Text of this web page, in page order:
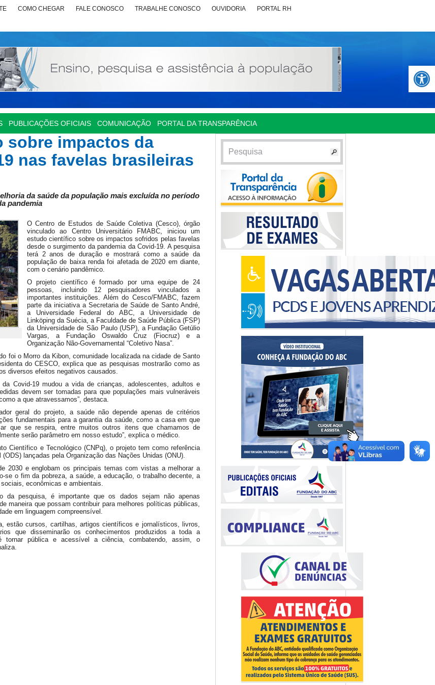
Abrir
COMO CHEGAR FALE CONOSCO TRABALHE CONOSCO OUVIDORIA PORTAL RH
PUBLICAÇÕES OFICIAIS COMUNICAÇÃO PORTAL DA TRANSPARÊNCIA
sobre impactos da
nas favelas brasileiras
da saúde da população mais excluída no período
pandemia
O Centro de Estudos de Saúde Coletiva (Cesco), órgão
vinculado ao Centro Universitário FMABC, iniciou um
estudo científico sobre os impactos sofridos pelas favelas
desde o surgimento da pandemia da Covid-19. A pesquisa
terá 2 anos de duração e mostrará como a saúde da
população de baixa renda foi afetada de 2020 em diante,
com o cenário pandêmico.
O projeto científico é formado por uma equipe de 24
pessoas, incluindo 12 pesquisadores vinculados a
importantes instituições. Além do Cesco/FMABC, fazem
parte da iniciativa a Secretaria de Saúde de Santo André,
a Universidade Federal do ABC, a Universidade de
Linköping da Suécia, a Faculdade de Saúde Pública (FSP)
da Universidade de São Paulo (USP), a Fundação Getúlio
Vargas, a Fundação Oswaldo Cruz (Fiocruz) e a
Organização Não-Governamental “Coletivo Nasa”.
foi o Morro da Kibon, comunidade localizada na cidade de Santo
do CESCO, explica que as pesquisas mostrarão como as
diversos efeitos negativos causados.
Covid-19 mudou a vida de crianças, adolescentes, adultos e
devem ser tomadas para que populações mais vulneráveis
a que atravessamos”, destaca.
geral do projeto, a saúde não depende apenas de critérios
fundamentais para a garantia da saúde, como a casa em que
que se respira, entre muitos outros itens que chamamos de
serão parâmetro em nosso estudo”, explica o médico.
Científico e Tecnológico (CNPq), o projeto tem como referência
lançadas pela Organização das Nações Unidas (ONU).
2030 e englobam os principais temas com vistas a melhorar a
se o fim da pobreza, a saúde, a educação, o trabalho decente, a
econômicas e ambientais.
da pesquisa, é importante que os dados sejam não apenas
maneira que possam contribuir para melhores políticas públicas,
em linguagem compreensível.
estão cursos, cartilhas, artigos científicos e jornalísticos, livros,
que disseminarão os conhecimentos produzidos a toda a
tornar pública e acessível a ciência, combatendo, assim, o